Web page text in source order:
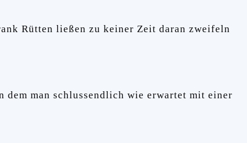
Rütten ließen zu keiner Zeit daran zweifeln
dem man schlussendlich wie erwartet mit einer